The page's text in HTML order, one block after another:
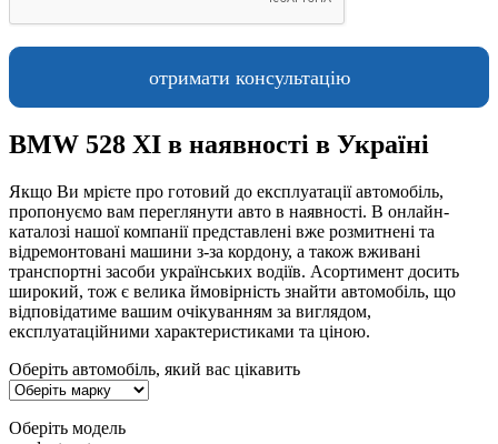
BMW 528 XI в наявності в Україні
Якщо Ви мрієте про готовий до експлуатації автомобіль,
пропонуємо вам переглянути авто в наявності. В онлайн-
каталозі нашої компанії представлені вже розмитнені та
відремонтовані машини з-за кордону, а також вживані
транспортні засоби українських водіїв. Асортимент досить
широкий, тож є велика ймовірність знайти автомобіль, що
відповідатиме вашим очікуванням за виглядом,
експлуатаційними характеристиками та ціною.
Оберіть автомобіль, який вас цікавить
Оберіть модель